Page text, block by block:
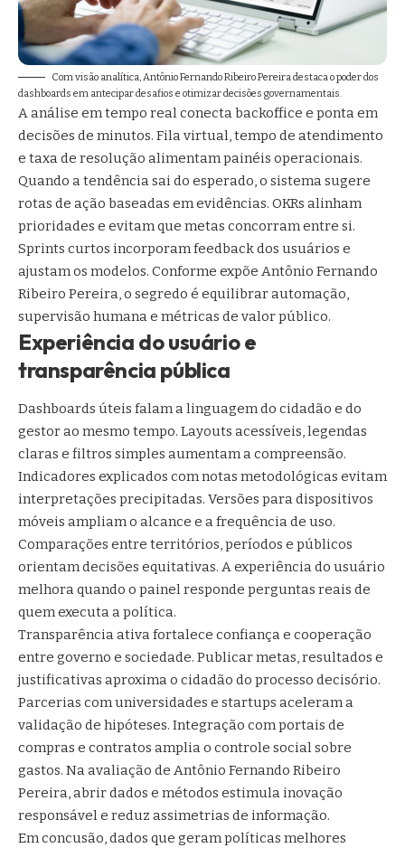
Com visão analítica, Antônio Fernando Ribeiro Pereira destaca o poder dos
dashboards em antecipar desafios e otimizar decisões governamentais.
A análise em tempo real conecta backoffice e ponta em
decisões de minutos. Fila virtual, tempo de atendimento
e taxa de resolução alimentam painéis operacionais.
Quando a tendência sai do esperado, o sistema sugere
rotas de ação baseadas em evidências. OKRs alinham
prioridades e evitam que metas concorram entre si.
Sprints curtos incorporam feedback dos usuários e
ajustam os modelos. Conforme expõe Antônio Fernando
Ribeiro Pereira, o segredo é equilibrar automação,
supervisão humana e métricas de valor público.
Experiência do usuário e
transparência pública
Dashboards úteis falam a linguagem do cidadão e do
gestor ao mesmo tempo. Layouts acessíveis, legendas
claras e filtros simples aumentam a compreensão.
Indicadores explicados com notas metodológicas evitam
interpretações precipitadas. Versões para dispositivos
móveis ampliam o alcance e a frequência de uso.
Comparações entre territórios, períodos e públicos
orientam decisões equitativas. A experiência do usuário
melhora quando o painel responde perguntas reais de
quem executa a política.
Transparência ativa fortalece confiança e cooperação
entre governo e sociedade. Publicar metas, resultados e
justificativas aproxima o cidadão do processo decisório.
Parcerias com universidades e startups aceleram a
validação de hipóteses. Integração com portais de
compras e contratos amplia o controle social sobre
gastos. Na avaliação de Antônio Fernando Ribeiro
Pereira, abrir dados e métodos estimula inovação
responsável e reduz assimetrias de informação.
Em concusão, dados que geram políticas melhores